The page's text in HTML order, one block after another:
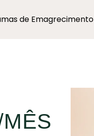
de Emagrecimento